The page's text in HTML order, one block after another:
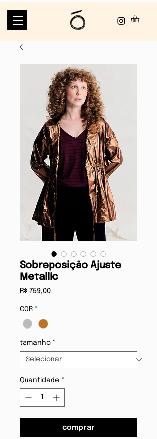
Sobreposição Ajuste
Metallic
R$ 759,00Preço
COR *
tamanho *
Quantidade *
comprar